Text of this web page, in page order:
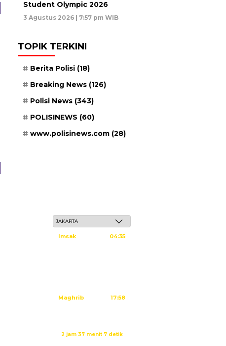
Student Olympic 2026
3 Agustus 2026 | 7:57 pm WIB
TOPIK TERKINI
Berita Polisi (18)
Breaking News (126)
Polisi News (343)
POLISINEWS (60)
www.polisinews.com (28)
Imsak 04:35
Maghrib 17:58
2 jam 37 menit 6 detik